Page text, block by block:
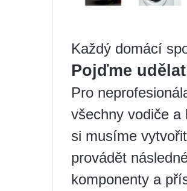
Každý domácí
Pojďme
Pro
všechny vodiče a
si musíme
provádět
komponenty a